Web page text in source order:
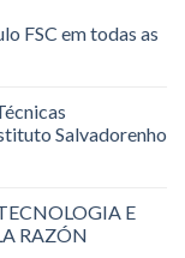
FSC em todas as
Salvadorenho
E
RAZÓN